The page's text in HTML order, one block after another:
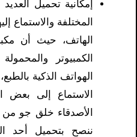
إمكانية تحميل
المختلفة
الهاتف، حيث أن
الكمبيوتر
الهواتف الذكية
الاستماع إلى بعض
الأصدقاء خلق جو من
ننصح بتحميل أحد